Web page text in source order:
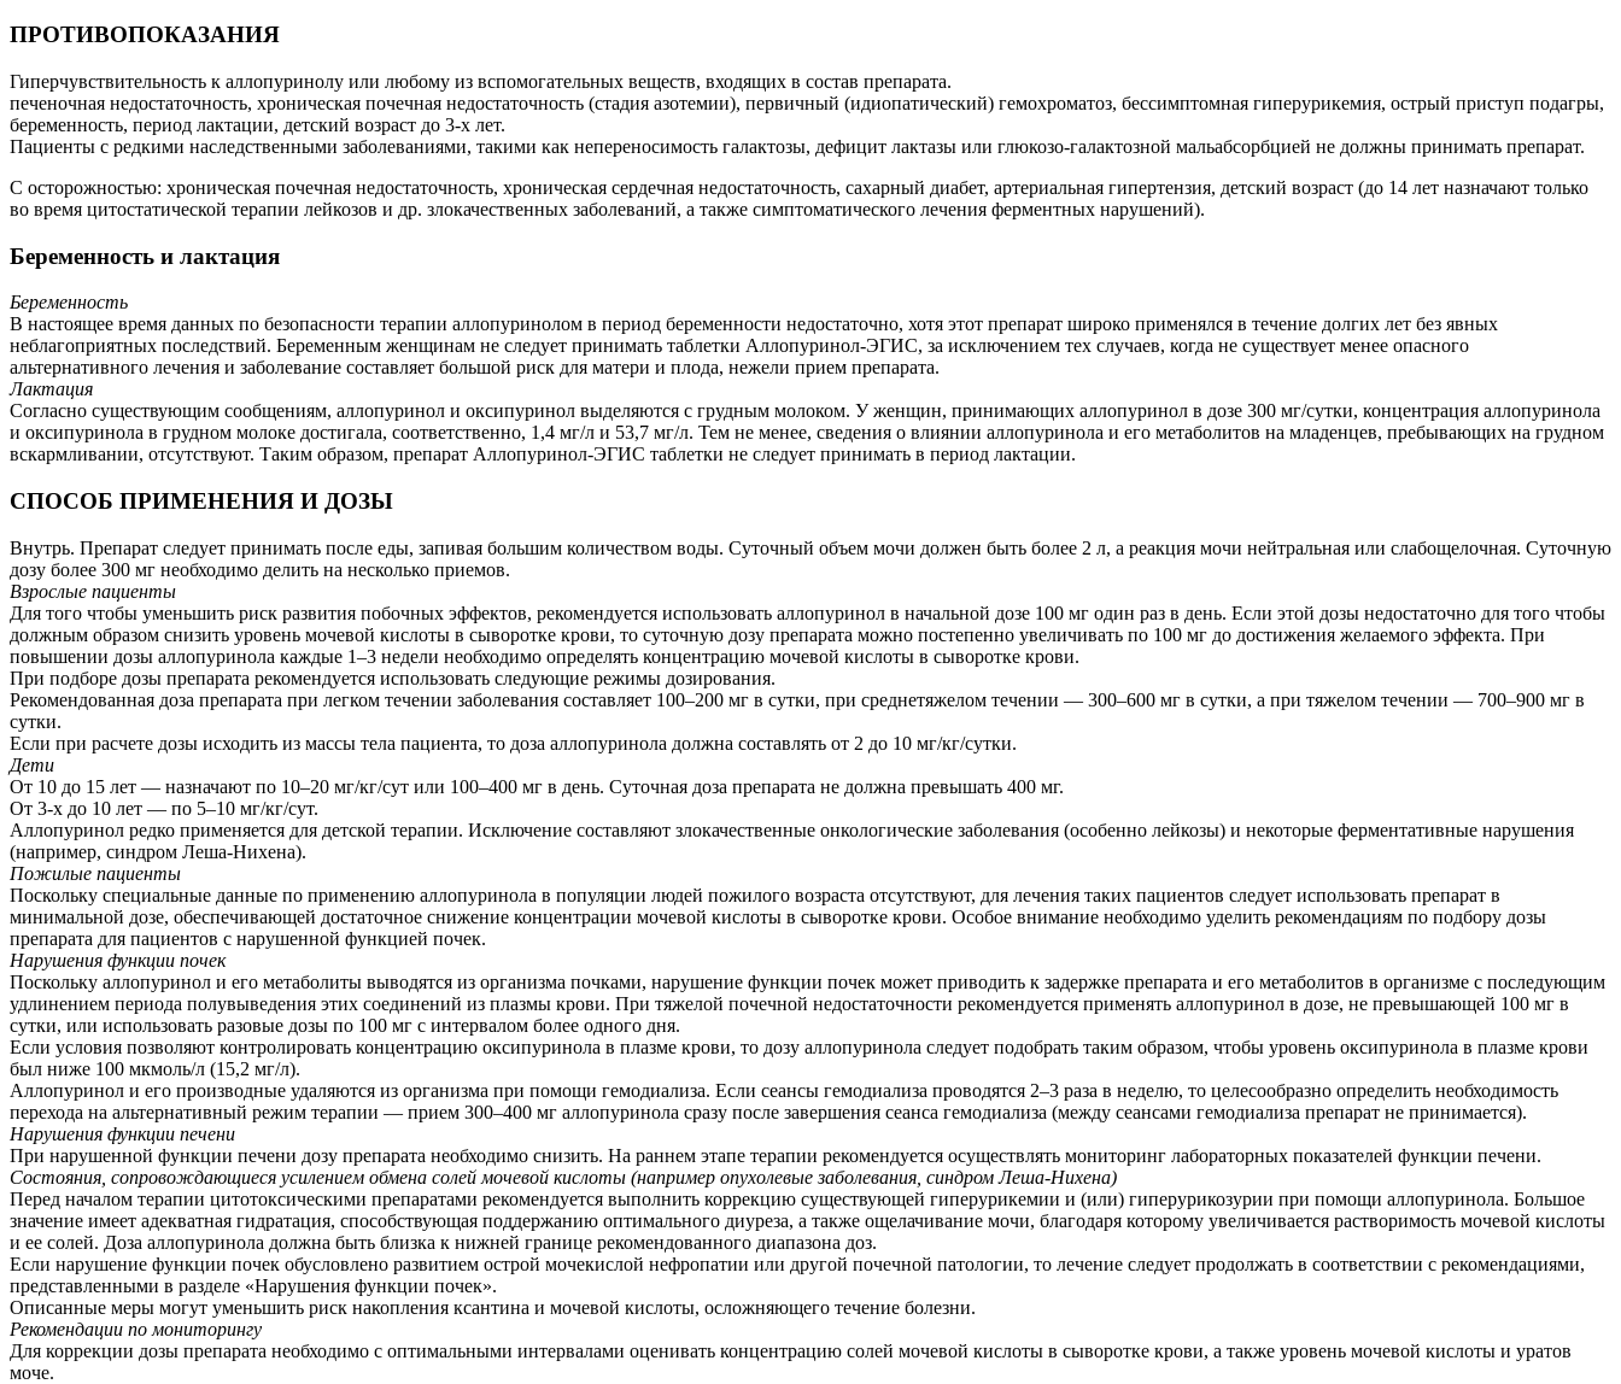
ПРОТИВОПОКАЗАНИЯ
Гиперчувствительность к аллопуринолу или любому из вспомогательных веществ, входящих в состав препарата.
печеночная недостаточность, хроническая почечная недостаточность (стадия азотемии), первичный (идиопатический) гемохроматоз, бессимптомная гиперурикемия, острый приступ подагры,
беременность, период лактации, детский возраст до 3-х лет.
Пациенты с редкими наследственными заболеваниями, такими как непереносимость галактозы, дефицит лактазы или глюкозо-галактозной мальабсорбцией не должны принимать препарат.
С осторожностью: хроническая почечная недостаточность, хроническая сердечная недостаточность, сахарный диабет, артериальная гипертензия, детский возраст (до 14 лет назначают только
во время цитостатической терапии лейкозов и др. злокачественных заболеваний, а также симптоматического лечения ферментных нарушений).
Беременность и лактация
Беременность
В настоящее время данных по безопасности терапии аллопуринолом в период беременности недостаточно, хотя этот препарат широко применялся в течение долгих лет без явных
неблагоприятных последствий. Беременным женщинам не следует принимать таблетки Аллопуринол-ЭГИС, за исключением тех случаев, когда не существует менее опасного
альтернативного лечения и заболевание составляет большой риск для матери и плода, нежели прием препарата.
Лактация
Согласно существующим сообщениям, аллопуринол и оксипуринол выделяются с грудным молоком. У женщин, принимающих аллопуринол в дозе 300 мг/сутки, концентрация аллопуринола
и оксипуринола в грудном молоке достигала, соответственно, 1,4 мг/л и 53,7 мг/л. Тем не менее, сведения о влиянии аллопуринола и его метаболитов на младенцев, пребывающих на грудном
вскармливании, отсутствуют. Таким образом, препарат Аллопуринол-ЭГИС таблетки не следует принимать в период лактации.
СПОСОБ ПРИМЕНЕНИЯ И ДОЗЫ
Внутрь. Препарат следует принимать после еды, запивая большим количеством воды. Суточный объем мочи должен быть более 2 л, а реакция мочи нейтральная или слабощелочная. Суточную
дозу более 300 мг необходимо делить на несколько приемов.
Взрослые пациенты
Для того чтобы уменьшить риск развития побочных эффектов, рекомендуется использовать аллопуринол в начальной дозе 100 мг один раз в день. Если этой дозы недостаточно для того чтобы
должным образом снизить уровень мочевой кислоты в сыворотке крови, то суточную дозу препарата можно постепенно увеличивать по 100 мг до достижения желаемого эффекта. При
повышении дозы аллопуринола каждые 1–3 недели необходимо определять концентрацию мочевой кислоты в сыворотке крови.
При подборе дозы препарата рекомендуется использовать следующие режимы дозирования.
Рекомендованная доза препарата при легком течении заболевания составляет 100–200 мг в сутки, при среднетяжелом течении — 300–600 мг в сутки, а при тяжелом течении — 700–900 мг в
сутки.
Если при расчете дозы исходить из массы тела пациента, то доза аллопуринола должна составлять от 2 до 10 мг/кг/сутки.
Дети
От 10 до 15 лет — назначают по 10–20 мг/кг/сут или 100–400 мг в день. Суточная доза препарата не должна превышать 400 мг.
От 3-х до 10 лет — по 5–10 мг/кг/сут.
Аллопуринол редко применяется для детской терапии. Исключение составляют злокачественные онкологические заболевания (особенно лейкозы) и некоторые ферментативные нарушения
(например, синдром Леша-Нихена).
Пожилые пациенты
Поскольку специальные данные по применению аллопуринола в популяции людей пожилого возраста отсутствуют, для лечения таких пациентов следует использовать препарат в
минимальной дозе, обеспечивающей достаточное снижение концентрации мочевой кислоты в сыворотке крови. Особое внимание необходимо уделить рекомендациям по подбору дозы
препарата для пациентов с нарушенной функцией почек.
Нарушения функции почек
Поскольку аллопуринол и его метаболиты выводятся из организма почками, нарушение функции почек может приводить к задержке препарата и его метаболитов в организме с последующим
удлинением периода полувыведения этих соединений из плазмы крови. При тяжелой почечной недостаточности рекомендуется применять аллопуринол в дозе, не превышающей 100 мг в
сутки, или использовать разовые дозы по 100 мг с интервалом более одного дня.
Если условия позволяют контролировать концентрацию оксипуринола в плазме крови, то дозу аллопуринола следует подобрать таким образом, чтобы уровень оксипуринола в плазме крови
был ниже 100 мкмоль/л (15,2 мг/л).
Аллопуринол и его производные удаляются из организма при помощи гемодиализа. Если сеансы гемодиализа проводятся 2–3 раза в неделю, то целесообразно определить необходимость
перехода на альтернативный режим терапии — прием 300–400 мг аллопуринола сразу после завершения сеанса гемодиализа (между сеансами гемодиализа препарат не принимается).
Нарушения функции печени
При нарушенной функции печени дозу препарата необходимо снизить. На раннем этапе терапии рекомендуется осуществлять мониторинг лабораторных показателей функции печени.
Состояния, сопровождающиеся усилением обмена солей мочевой кислоты (например опухолевые заболевания, синдром Леша-Нихена)
Перед началом терапии цитотоксическими препаратами рекомендуется выполнить коррекцию существующей гиперурикемии и (или) гиперурикозурии при помощи аллопуринола. Большое
значение имеет адекватная гидратация, способствующая поддержанию оптимального диуреза, а также ощелачивание мочи, благодаря которому увеличивается растворимость мочевой кислоты
и ее солей. Доза аллопуринола должна быть близка к нижней границе рекомендованного диапазона доз.
Если нарушение функции почек обусловлено развитием острой мочекислой нефропатии или другой почечной патологии, то лечение следует продолжать в соответствии с рекомендациями,
представленными в разделе «Нарушения функции почек».
Описанные меры могут уменьшить риск накопления ксантина и мочевой кислоты, осложняющего течение болезни.
Рекомендации по мониторингу
Для коррекции дозы препарата необходимо с оптимальными интервалами оценивать концентрацию солей мочевой кислоты в сыворотке крови, а также уровень мочевой кислоты и уратов
моче.